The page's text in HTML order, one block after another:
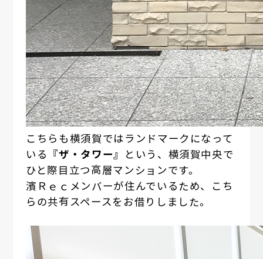
こちらも横須賀ではランドマークになって
いる
『ザ・タワー』
という、横須賀中央で
ひと際目立つ高層マンションです。
濱Ｒｅｃメンバーが住んでいるため、こち
らの共有スペースをお借りしました。